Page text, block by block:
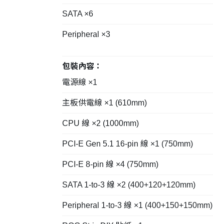
SATA ×6
Peripheral ×3
包裝內容：
電源線 ×1
主板供電線 ×1 (610mm)
CPU 線 ×2 (1000mm)
PCI-E Gen 5.1 16-pin 線 ×1 (750mm)
PCI-E 8-pin 線 ×4 (750mm)
SATA 1-to-3 線 ×2 (400+120+120mm)
Peripheral 1-to-3 線 ×1 (400+150+150mm)